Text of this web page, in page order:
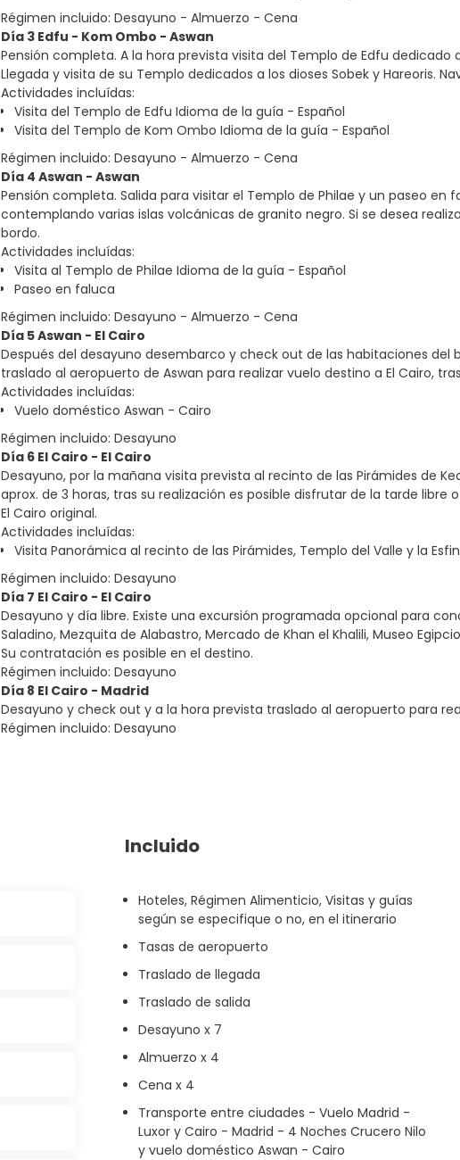
Régimen incluido: Desayuno - Almuerzo - Cena
Día 3 Edfu - Kom Ombo - Aswan
Pensión completa. A la hora prevista visita del Templo de Edfu
Llegada y visita de su Templo dedicados a los dioses Sobek y Hareoris.
Actividades incluídas:
Visita del Templo de Edfu Idioma de la guía - Español
Visita del Templo de Kom Ombo Idioma de la guía - Español
Régimen incluido: Desayuno - Almuerzo - Cena
Día 4 Aswan - Aswan
Pensión completa. Salida para visitar el Templo de Philae y un paseo
contemplando varias islas volcánicas de granito negro. Si se desea
bordo.
Actividades incluídas:
Visita al Templo de Philae Idioma de la guía - Español
Paseo en faluca
Régimen incluido: Desayuno - Almuerzo - Cena
Día 5 Aswan - El Cairo
Después del desayuno desembarco y check out de las habitaciones del
traslado al aeropuerto de Aswan para realizar vuelo destino a El Cairo,
Actividades incluídas:
Vuelo doméstico Aswan - Cairo
Régimen incluido: Desayuno
Día 6 El Cairo - El Cairo
Desayuno, por la mañana visita prevista al recinto de las Pirámides de
aprox. de 3 horas, tras su realización es posible disfrutar de la tarde libre
El Cairo original.
Actividades incluídas:
Visita Panorámica al recinto de las Pirámides, Templo del Valle y la
Régimen incluido: Desayuno
Día 7 El Cairo - El Cairo
Desayuno y día libre. Existe una excursión programada opcional para
Saladino, Mezquita de Alabastro, Mercado de Khan el Khalili, Museo
Su contratación es posible en el destino.
Régimen incluido: Desayuno
Día 8 El Cairo - Madrid
Desayuno y check out y a la hora prevista traslado al aeropuerto para
Régimen incluido: Desayuno
Incluido
Hoteles, Régimen Alimenticio, Visitas y guías
según se especifique o no, en el itinerario
Tasas de aeropuerto
Traslado de llegada
Traslado de salida
Desayuno x 7
Almuerzo x 4
Cena x 4
Transporte entre ciudades - Vuelo Madrid -
Luxor y Cairo - Madrid - 4 Noches Crucero Nilo
y vuelo doméstico Aswan - Cairo